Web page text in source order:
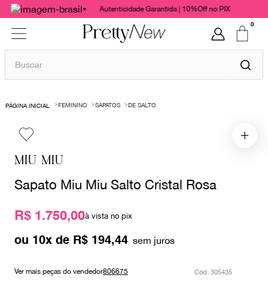
Autenticidade Garantida | 10%Off no PIX
0
Buscar
FEMININO SAPATOS DE SALTO
MIU MIU
Sapato Miu Miu Salto Cristal Rosa
R$ 1.750,00à vista no pix
ou 10x de R$ 194,44
Ver mais peças do vendedor806675 : 305435
1º
bolsas
cris barros
chanel
vestido
valentino
paula raia
prada